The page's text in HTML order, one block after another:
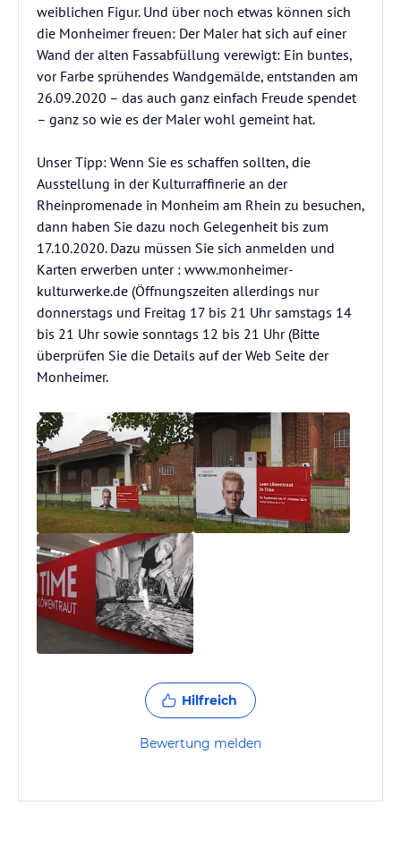
weiblichen Figur. Und über noch etwas können sich
die Monheimer freuen: Der Maler hat sich auf einer
Wand der alten Fassabfüllung verewigt: Ein buntes,
vor Farbe sprühendes Wandgemälde, entstanden am
26.09.2020 – das auch ganz einfach Freude spendet
– ganz so wie es der Maler wohl gemeint hat.
Unser Tipp: Wenn Sie es schaffen sollten, die
Ausstellung in der Kulturraffinerie an der
Rheinpromenade in Monheim am Rhein zu besuchen,
dann haben Sie dazu noch Gelegenheit bis zum
17.10.2020. Dazu müssen Sie sich anmelden und
Karten erwerben unter : www.monheimer-
kulturwerke.de (Öffnungszeiten allerdings nur
donnerstags und Freitag 17 bis 21 Uhr samstags 14
bis 21 Uhr sowie sonntags 12 bis 21 Uhr (Bitte
überprüfen Sie die Details auf der Web Seite der
Monheimer.
Hilfreich
Bewertung melden